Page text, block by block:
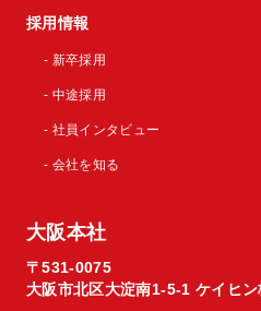
採用情報
- 新卒採用
- 中途採用
- 社員インタビュー
- 会社を知る
大阪本社
〒531-0075
大阪市北区大淀南1-5-1 ケイヒ